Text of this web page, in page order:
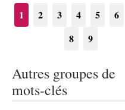
1 2 3 4 5 6
8
9
Autres groupes de
mots-clés